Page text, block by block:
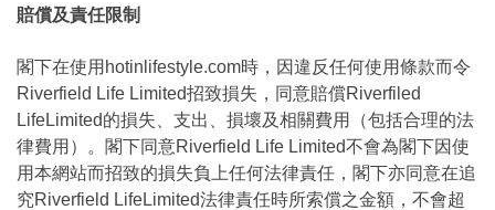
賠償及責任限制
閣下在使用hotinlifestyle.com時，因違反任何使用條款而令
Riverfield Life Limited招致損失，同意賠償Riverfiled
LifeLimited的損失、支出、損壞及相關費用（包括合理的法
律費用）。閣下同意Riverfield Life Limited不會為閣下因使
用本網站而招致的損失負上任何法律責任，閣下亦同意在追
究Riverfield LifeLimited法律責任時所索償之金額，不會超